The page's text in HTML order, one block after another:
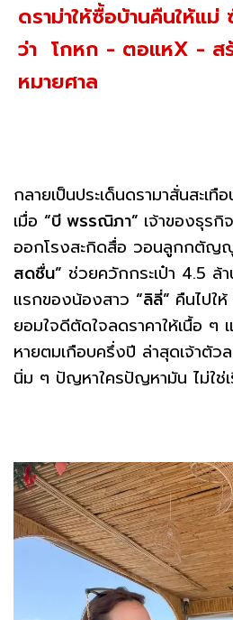
ดราม่าให้ซื้อบ้านคืนให้แ
ว่า โกหก - ตอแหX - ส
หมายศาล
กลายเป็นประเด็นดรามาสั่นสะเ
เมื่อ “บี พรรณิภา” เจ้าของธุร
ออกโรงสะกิดสื่อ วอนลูกกตัญ
สดชื่น” ช่วยควักกระเป๋า 4.5 ล้
แรกของน้องสาว “ลิลี่” คืนไปใ
ยอมใจดีตัดใจลดราคาให้เนื้อ
หายตมเกือบครึ่งปี ล่าสุดเจ้าตัว
นิ่ม ๆ ปัญหาใครปัญหามัน ไม่ใช่